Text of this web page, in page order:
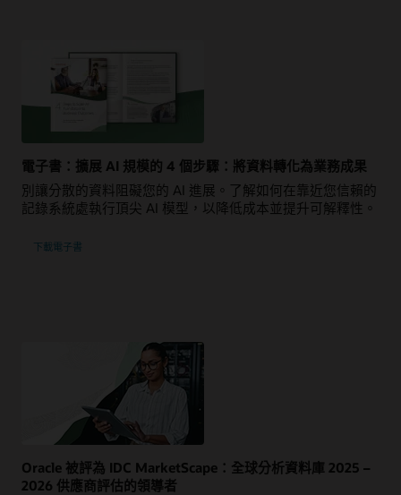
電子書：擴展 AI 規模的 4 個步驟：將資料轉化為業務成果
別讓分散的資料阻礙您的 AI 進展。了解如何在靠近您信賴的
記錄系統處執行頂尖 AI 模型，以降低成本並提升可解釋性。
下載電子書
Oracle 被評為 IDC MarketScape：全球分析資料庫 2025 –
2026 供應商評估的領導者